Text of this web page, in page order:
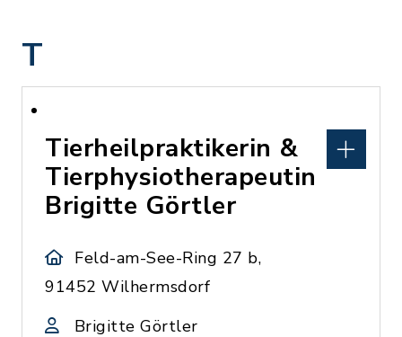
T
Tierheilpraktikerin &
Tierphysiotherapeutin
Brigitte Görtler
Feld-am-See-Ring 27 b,
91452 Wilhermsdorf
Brigitte Görtler